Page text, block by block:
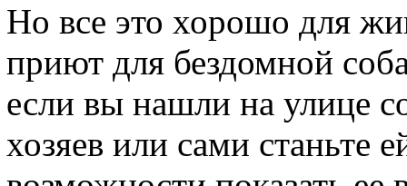
Но все это хорошо для
приют для бездомной
если вы нашли на улице
хозяев или сами станьте